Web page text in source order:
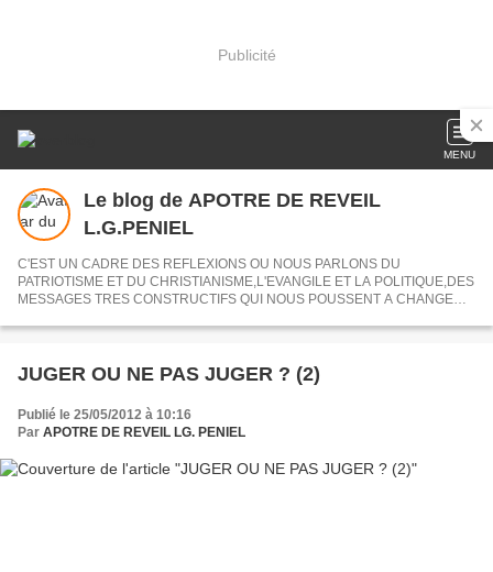
Publicité
MENU
Le blog de APOTRE DE REVEIL
L.G.PENIEL
C'EST UN CADRE DES REFLEXIONS OU NOUS PARLONS DU
PATRIOTISME ET DU CHRISTIANISME,L'EVANGILE ET LA POLITIQUE,DES
MESSAGES TRES CONSTRUCTIFS QUI NOUS POUSSENT A CHANGER
JUGER OU NE PAS JUGER ? (2)
Publié le 25/05/2012 à 10:16
Par APOTRE DE REVEIL LG. PENIEL